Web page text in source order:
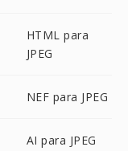
HTML para
JPEG
NEF para JPEG
AI para JPEG